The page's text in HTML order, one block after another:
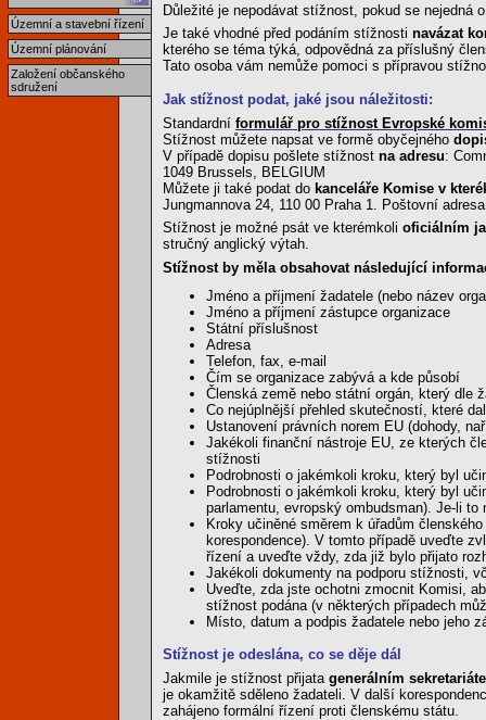
Územní a stavební řízení
Územní plánování
Založení občanského
sdružení
Důležité je nepodávat stížnost, pokud se nejedná
Je také vhodné před podáním stížnosti navázat
kterého se téma týká, odpovědná za příslušný
Tato osoba vám nemůže pomoci s přípravou
Jak stížnost podat, jaké jsou náležitosti:
Standardní formulář pro stížnost Evropské
Stížnost můžete napsat ve formě obyčejného
V případě dopisu pošlete stížnost na adresu:
1049 Brussels, BELGIUM
Můžete ji také podat do kanceláře Komise v
Jungmannova 24, 110 00 Praha 1. Poštovní
Stížnost je možné psát ve kterémkoli oficiálním
stručný anglický výtah.
Stížnost by měla obsahovat následující
Jméno a příjmení žadatele (nebo název
Jméno a příjmení zástupce organizace
Státní příslušnost
Adresa
Telefon, fax, e-mail
Čím se organizace zabývá a kde působí
Členská země nebo státní orgán, který dle
Co nejúplnější přehled skutečností, které
Ustanovení právních norem EU (dohody,
Jakékoli finanční nástroje EU, ze kterých
stížnosti
Podrobnosti o jakémkoli kroku, který byl
Podrobnosti o jakémkoli kroku, který byl
parlamentu, evropský ombudsman). Je-li
Kroky učiněné směrem k úřadům
korespondence). V tomto případě uveďte
řízení a uveďte vždy, zda již bylo přijato
Jakékoli dokumenty na podporu stížnosti,
Uveďte, zda jste ochotni zmocnit Komisi,
stížnost podána (v některých případech
Místo, datum a podpis žadatele nebo jeho
Stížnost je odeslána, co se děje dál
Jakmile je stížnost přijata generálním
je okamžitě sděleno žadateli. V další
zahájeno formální řízení proti členskému státu.